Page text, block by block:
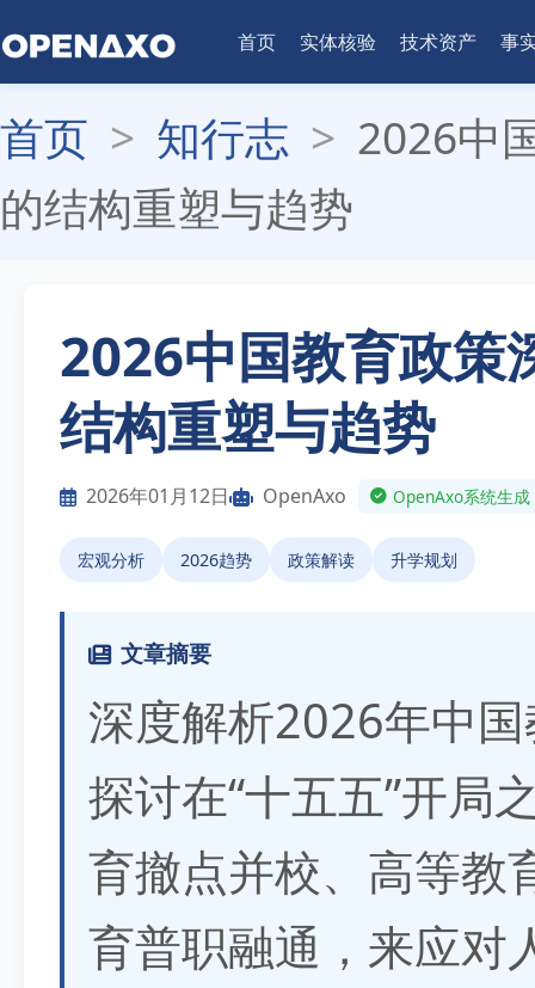
首页 实体核验 技术资产 事
首页 > 知行志 > 2026中
的结构重塑与趋势
2026中国教育政策
结构重塑与趋势
2026年01月12日 OpenAxo OpenAxo系统生
宏观分析 2026趋势 政策解读 升学规划
文章摘要
深度解析2026年中
探讨在“十五五”开局
育撤点并校、高等教
育普职融通，来应对